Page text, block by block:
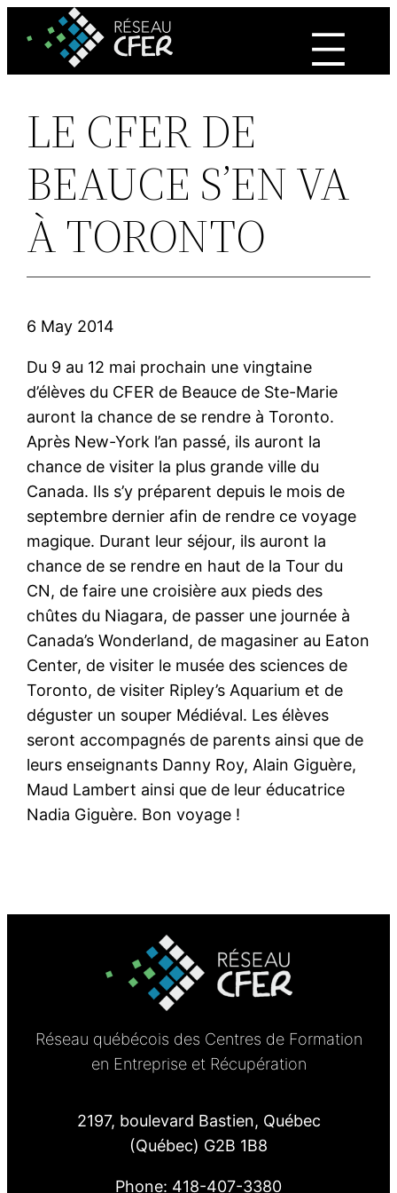
LE CFER DE
BEAUCE S’EN VA
À TORONTO
6 May 2014
Du 9 au 12 mai prochain une vingtaine
d’élèves du CFER de Beauce de Ste-Marie
auront la chance de se rendre à Toronto.
Après New-York l’an passé, ils auront la
chance de visiter la plus grande ville du
Canada. Ils s’y préparent depuis le mois de
septembre dernier afin de rendre ce voyage
magique. Durant leur séjour, ils auront la
chance de se rendre en haut de la Tour du
CN, de faire une croisière aux pieds des
chûtes du Niagara, de passer une journée à
Canada’s Wonderland, de magasiner au Eaton
Center, de visiter le musée des sciences de
Toronto, de visiter Ripley’s Aquarium et de
déguster un souper Médiéval. Les élèves
seront accompagnés de parents ainsi que de
leurs enseignants Danny Roy, Alain Giguère,
Maud Lambert ainsi que de leur éducatrice
Nadia Giguère. Bon voyage !
Réseau québécois des Centres de Formation
en Entreprise et Récupération
2197, boulevard Bastien, Québec
(Québec) G2B 1B8
Phone: 418-407-3380